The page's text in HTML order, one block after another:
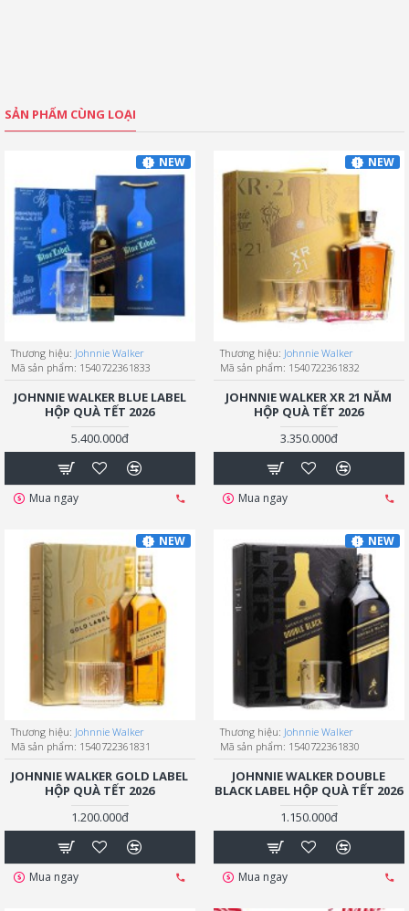
SẢN PHẨM CÙNG LOẠI
NEW
Thương hiệu: Johnnie Walker
Mã sản phẩm: 1540722361833
JOHNNIE WALKER BLUE LABEL
HỘP QUÀ TẾT 2026
5.400.000đ
Mua ngay
NEW
Thương hiệu: Johnnie Walker
Mã sản phẩm: 1540722361832
JOHNNIE WALKER XR 21 NĂM
HỘP QUÀ TẾT 2026
3.350.000đ
Mua ngay
NEW
Thương hiệu: Johnnie Walker
Mã sản phẩm: 1540722361831
JOHNNIE WALKER GOLD LABEL
HỘP QUÀ TẾT 2026
1.200.000đ
Mua ngay
NEW
Thương hiệu: Johnnie Walker
Mã sản phẩm: 1540722361830
JOHNNIE WALKER DOUBLE
BLACK LABEL HỘP QUÀ TẾT 2026
1.150.000đ
Mua ngay